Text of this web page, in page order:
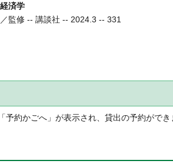
済学
監修 -- 講談社 -- 2024.3 -- 331
予約かごへ」が表示され、貸出の予約ができ